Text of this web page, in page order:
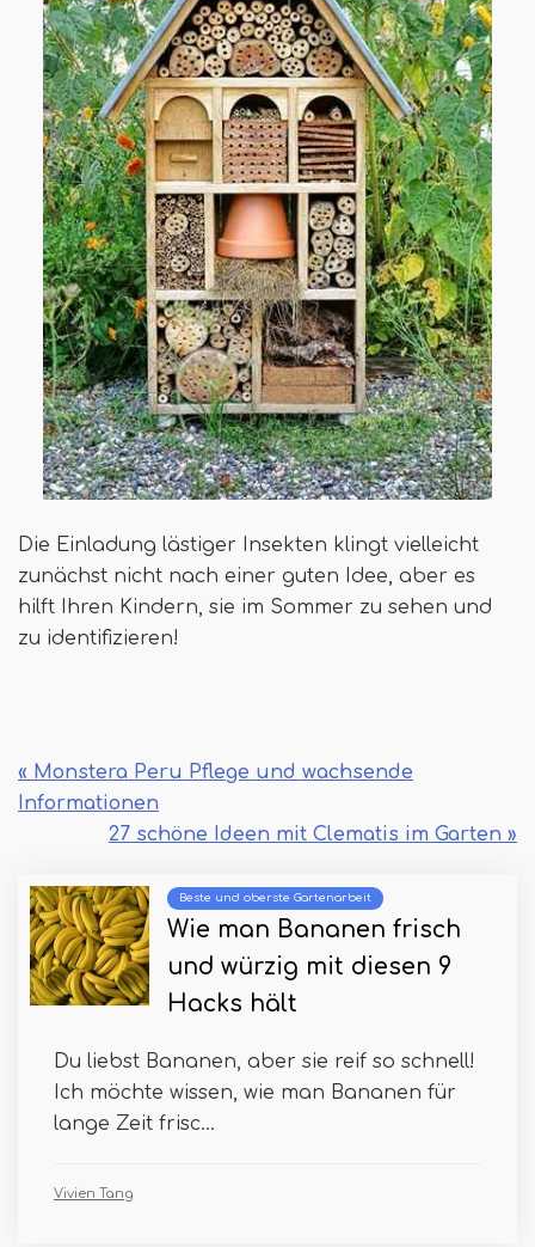
Die Einladung lästiger Insekten klingt vielleicht
zunächst nicht nach einer guten Idee, aber es
hilft Ihren Kindern, sie im Sommer zu sehen und
zu identifizieren!
« Monstera Peru Pflege und wachsende
Informationen
27 schöne Ideen mit Clematis im Garten »
Beste und oberste Gartenarbeit
Wie man Bananen frisch
und würzig mit diesen 9
Hacks hält
Du liebst Bananen, aber sie reif so schnell!
Ich möchte wissen, wie man Bananen für
lange Zeit frisc...
Vivien Tang